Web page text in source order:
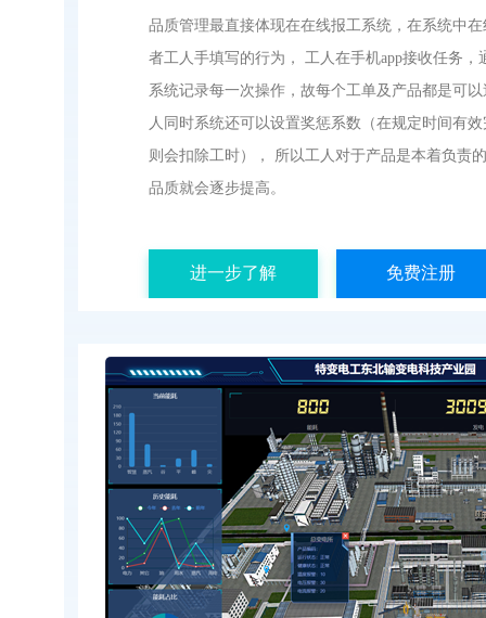
品质管理最直接体现在在线报工系统，在系统中
者工人手填写的行为， 工人在手机app接收任务，
系统记录每一次操作，故每个工单及产品都是可
人同时系统还可以设置奖惩系数（在规定时间有
则会扣除工时）， 所以工人对于产品是本着负责
品质就会逐步提高。
进一步了解 免费注册